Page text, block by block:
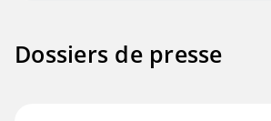
Dossiers de presse